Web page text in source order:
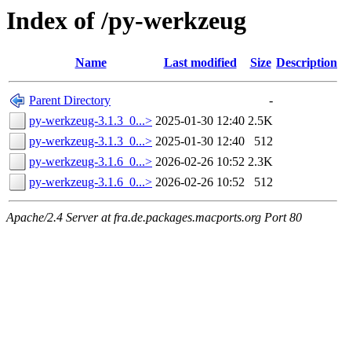
Index of /py-werkzeug
Name Last modified Size Description
Parent Directory
-
py-werkzeug-3.1.3_0...> 2025-01-30 12:40 2.5K
py-werkzeug-3.1.3_0...> 2025-01-30 12:40
512
py-werkzeug-3.1.6_0...> 2026-02-26 10:52 2.3K
py-werkzeug-3.1.6_0...> 2026-02-26 10:52 512
Apache/2.4 Server at fra.de.packages.macports.org Port 80